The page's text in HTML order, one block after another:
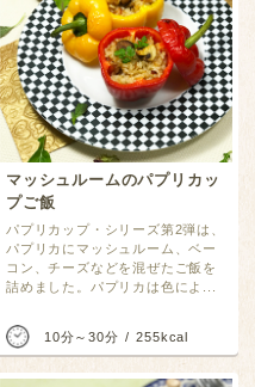
マッシュルームのパプリカッ
プご飯
パプリカップ・シリーズ第2弾は、
パプリカにマッシュルーム、ベー
コン、チーズなどを混ぜたご飯を
詰めました。パプリカは色によ...
10分～30分 255kcal